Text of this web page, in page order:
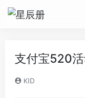
支付宝520
KID